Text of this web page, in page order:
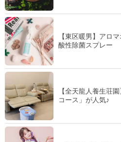
【東区暖男】アロ
酸性除菌スプレー
【全天龍人養生荘
コース」が人気♪